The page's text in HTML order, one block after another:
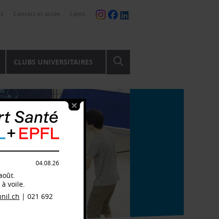
CLUBS UNIVERSITAIRES
04.08.26
voile.
| 021 692